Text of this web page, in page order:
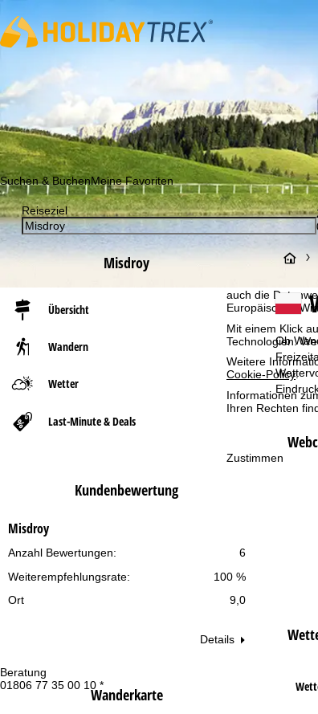
Cookie-Hinweis
Für ein
auch mit
auch die
Europäischen
Mit einem Klick
Technologien.
Weitere
Cookie-Policy.
Informationen
Ihren Rechten
Zustimmen
Beratung
01806 77 35 00 10 *
Abonnieren Sie unseren Newsletter und erfahren Sie
Suchen & BuchenMeine Favoriten
Reiseziel
Misdroy
Übersicht
Wandern
Wetter
Last-Minute & Deals
Kundenbewertung
Misdroy
6
Anzahl Bewertungen:
100 %
Weiterempfehlungsrate:
Ort
9,0
Details
Wanderkarte
S
t
a
r
t
Ob